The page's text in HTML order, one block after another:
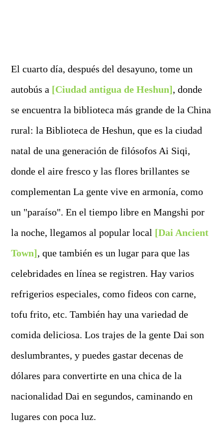
El cuarto día, después del desayuno, tome un
autobús a [Ciudad antigua de Heshun], donde
se encuentra la biblioteca más grande de la China
rural: la Biblioteca de Heshun, que es la ciudad
natal de una generación de filósofos Ai Siqi,
donde el aire fresco y las flores brillantes se
complementan La gente vive en armonía, como
un "paraíso". En el tiempo libre en Mangshi por
la noche, llegamos al popular local [Dai Ancient
Town], que también es un lugar para que las
celebridades en línea se registren. Hay varios
refrigerios especiales, como fideos con carne,
tofu frito, etc. También hay una variedad de
comida deliciosa. Los trajes de la gente Dai son
deslumbrantes, y puedes gastar decenas de
dólares para convertirte en una chica de la
nacionalidad Dai en segundos, caminando en
lugares con poca luz.